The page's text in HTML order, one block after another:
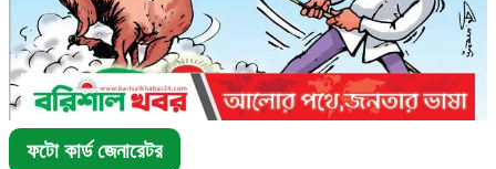
ফটো কার্ড জেনারেটর